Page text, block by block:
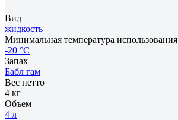
Вид
жидкость
Минимальная температура использования
-20 °С
Запах
Бабл гам
Вес нетто
4 кг
Объем
4 л